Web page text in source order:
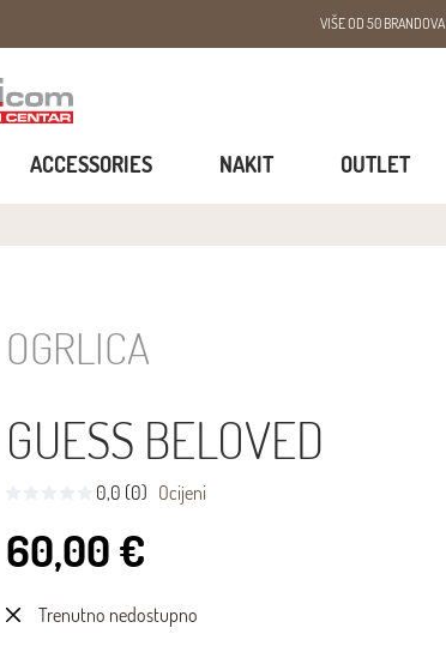
VIŠE OD 50 BRANDOVA
ACCESSORIES NAKIT OUTLET
OGRLICA
GUESS BELOVED
0,0 (0) Ocijeni
60,00 €
Trenutno nedostupno